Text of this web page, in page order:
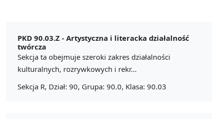
PKD 90.03.Z - Artystyczna i literacka działalność
twórcza
Sekcja ta obejmuje szeroki zakres działalności
kulturalnych, rozrywkowych i rekr...
Sekcja R, Dział: 90, Grupa: 90.0, Klasa: 90.03